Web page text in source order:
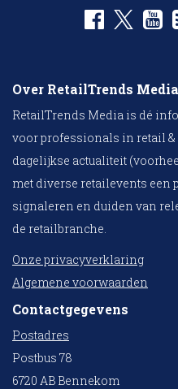
Over RetailTrends Media
RetailTrends Media is dé
voor professionals in retail
dagelijkse actualiteit
met diverse retailevents een
signaleren en duiden van
de retailbranche.
Onze privacyverklaring
Algemene voorwaarden
Contactgegevens
Postadres
Postbus 78
6720 AB Bennekom